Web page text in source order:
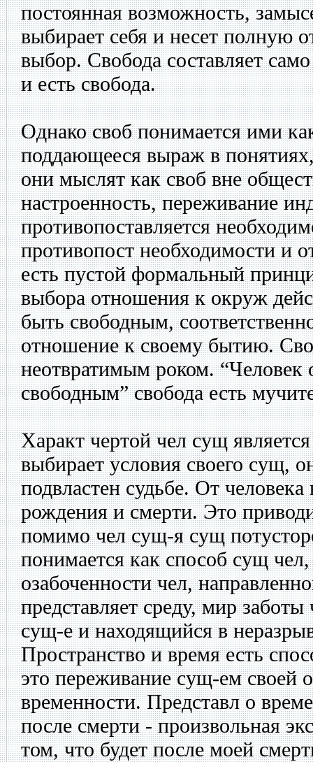
постоянная возможность,
выбирает себя и несет полную
выбор. Свобода составляет
и есть свобода.
Однако своб понимается ими
поддающееся выраж в
они мыслят как своб вне
настроенность, переживание
противопоставляется
противопост необходимости и
есть пустой формальный
выбора отношения к окруж
быть свободным,
отношение к своему бытию.
неотвратимым роком. “Человек
свободным” свобода есть
Характ чертой чел сущ
выбирает условия своего сущ,
подвластен судьбе. От человека
рождения и смерти. Это
помимо чел сущ-я сущ
понимается как способ сущ
озабоченности чел,
представляет среду, мир
сущ-е и находящийся в
Пространство и время есть
это переживание сущ-ем своей
временности. Представл о
после смерти - произвольная
том, что будет после моей